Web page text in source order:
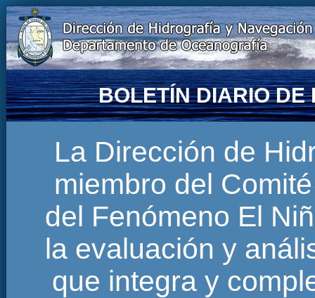
BOLETÍN DIARIO DE
La Dirección de
miembro del
del Fenómeno El
la evaluación y
que integra y